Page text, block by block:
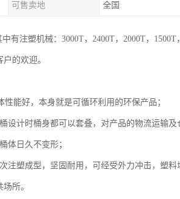
可售卖地 全国
注塑机械：3000T，2400T，2000T，1500T
的欢迎。
能好，本身就是可循环利用的环保产品；
计时桶身都可以套叠，对产品的物流运输及
体日久不变形；
注塑成型，坚固耐用，可经受外力冲击，塑
所。